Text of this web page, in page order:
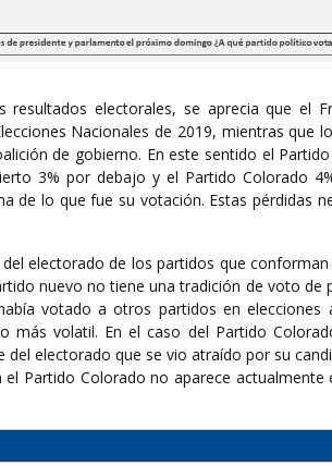
resultados electorales, se aprecia que el
Nacionales de 2019, mientras que
de gobierno. En este sentido el
3% por debajo y el Partido Colorado
de lo que fue su votación. Estas pérdidas
electorado de los partidos que
nuevo no tiene una tradición de voto de
votado a otros partidos en elecciones
más volatil. En el caso del Partido
del electorado que se vio atraído por su
Partido Colorado no aparece actualmente